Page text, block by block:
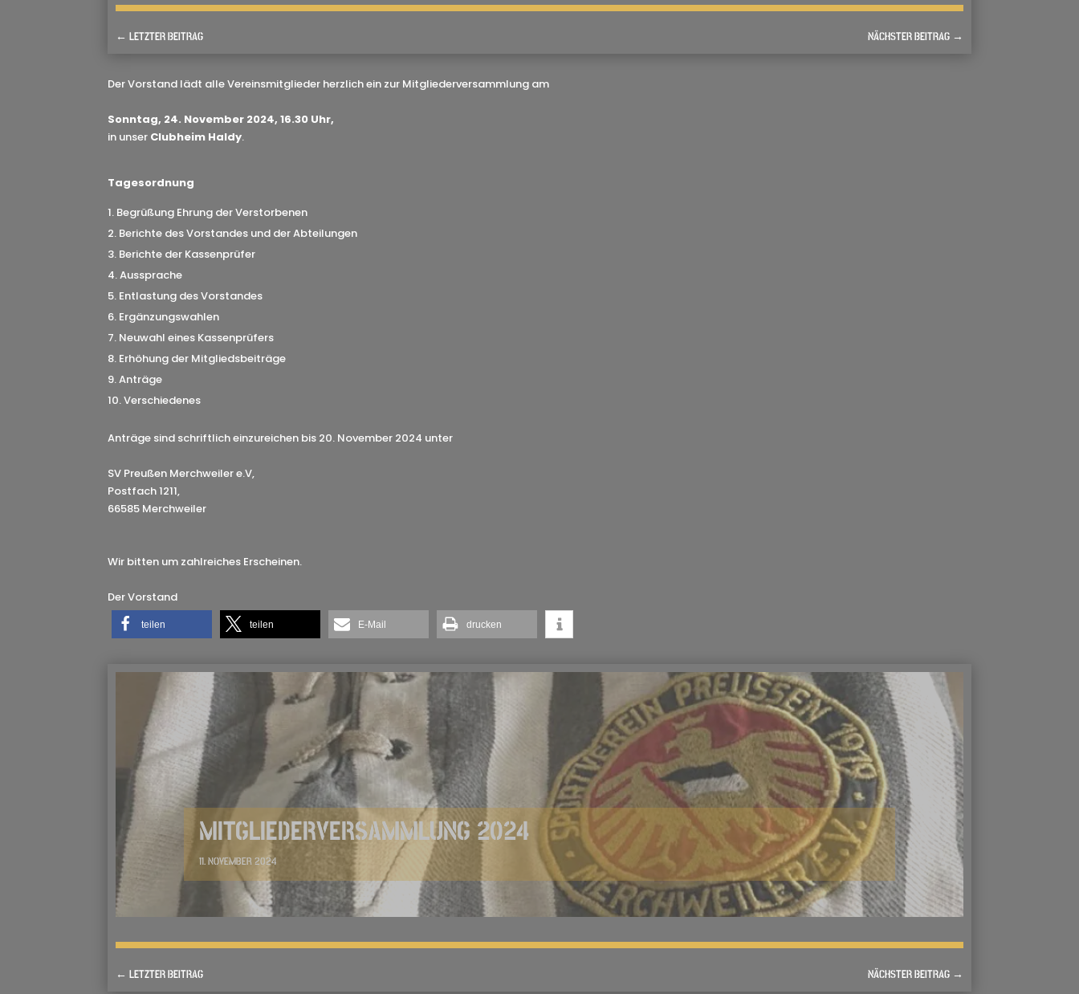
←LETZTER BEITRAG NÄCHSTER BEITRAG→
Der Vorstand lädt alle Vereinsmitglieder herzlich ein zur Mitgliederversammlung am
Sonntag, 24. November 2024, 16.30 Uhr,
in unser Clubheim Haldy.
Tagesordnung
Begrüßung Ehrung der Verstorbenen
Berichte des Vorstandes und der Abteilungen
Berichte der Kassenprüfer
Aussprache
Entlastung des Vorstandes
Ergänzungswahlen
Neuwahl eines Kassenprüfers
Erhöhung der Mitgliedsbeiträge
Anträge
Verschiedenes
Anträge sind schriftlich einzureichen bis 20. November 2024 unter
SV Preußen Merchweiler e.V,
Postfach 1211,
66585 Merchweiler
Wir bitten um zahlreiches Erscheinen.
Der Vorstand
teilen teilen E-Mail drucken
MITGLIEDERVERSAMMLUNG 2024
11. NOVEMBER 2024
←LETZTER BEITRAG NÄCHSTER BEITRAG→